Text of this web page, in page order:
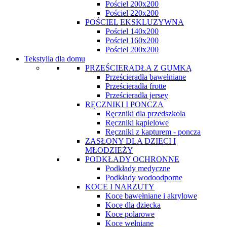
Pościel 200x200
Pościel 220x200
POŚCIEL EKSKLUZYWNA
Pościel 140x200
Pościel 160x200
Pościel 200x200
Tekstylia dla domu
PRZEŚCIERADŁA Z GUMKĄ
Prześcieradła bawełniane
Prześcieradła frotte
Prześcieradła jersey
RĘCZNIKI I PONCZA
Ręczniki dla przedszkola
Ręczniki kąpielowe
Ręczniki z kapturem - poncza
ZASŁONY DLA DZIECI I
MŁODZIEŻY
PODKŁADY OCHRONNE
Podkłady medyczne
Podkłady wodoodporne
KOCE I NARZUTY
Koce bawełniane i akrylowe
Koce dla dziecka
Koce polarowe
Koce wełniane